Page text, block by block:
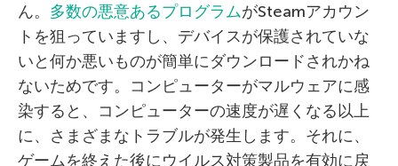
ん。 多数の悪意あるプログラムがSteamアカウン
トを狙っていますし、デバイスが保護されていな
いと何か悪いものが簡単にダウンロードされかね
ないためです。コンピューターがマルウェアに感
染すると、コンピューターの速度が遅くなる以上
に、さまざまなトラブルが発生します。それに、
ゲームを終えた後にウイルス対策製品を有効に戻